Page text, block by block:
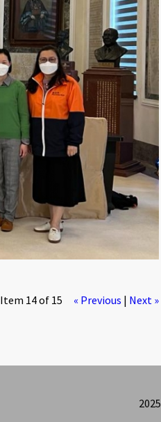
Item 14 of 15 « Previous | Next »